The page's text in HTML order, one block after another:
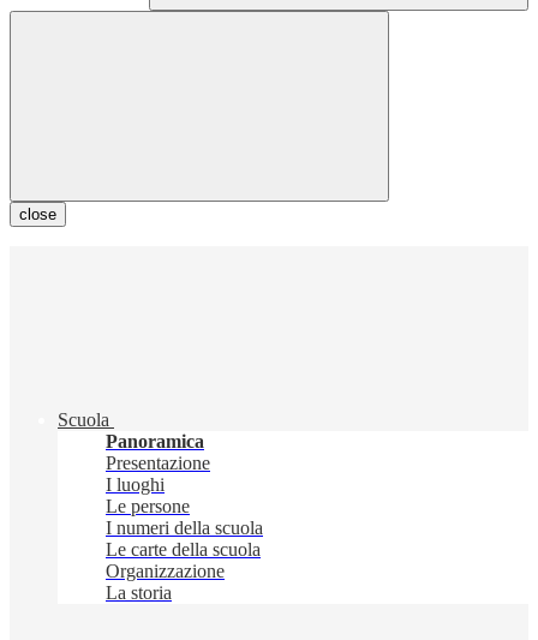
close
Scuola
Panoramica
Presentazione
I luoghi
Le persone
I numeri della scuola
Le carte della scuola
Organizzazione
La storia